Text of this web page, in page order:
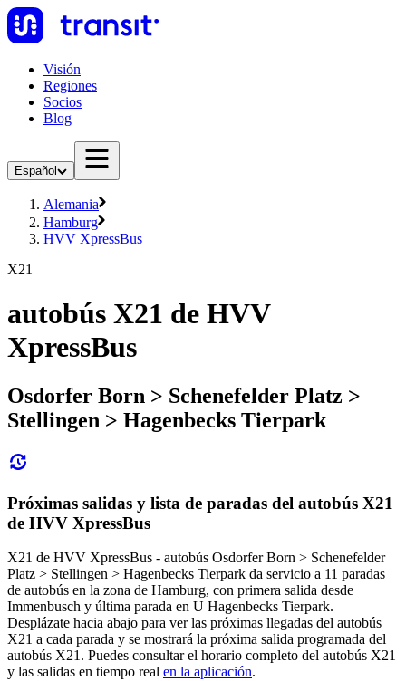
Visión
Regiones
Socios
Blog
Español
Alemania
Hamburg
HVV XpressBus
X21
autobús X21 de HVV
XpressBus
Osdorfer Born > Schenefelder Platz >
Stellingen > Hagenbecks Tierpark
Próximas salidas y lista de paradas del autobús X21
de HVV XpressBus
X21 de HVV XpressBus - autobús Osdorfer Born > Schenefelder
Platz > Stellingen > Hagenbecks Tierpark da servicio a 11 paradas
de autobús en la zona de Hamburg, con primera salida desde
Immenbusch y última parada en U Hagenbecks Tierpark.
Desplázate hacia abajo para ver las próximas llegadas del autobús
X21 a cada parada y se mostrará la próxima salida programada del
autobús X21. Puedes consultar el horario completo del autobús X21
y las salidas en tiempo real en la aplicación.